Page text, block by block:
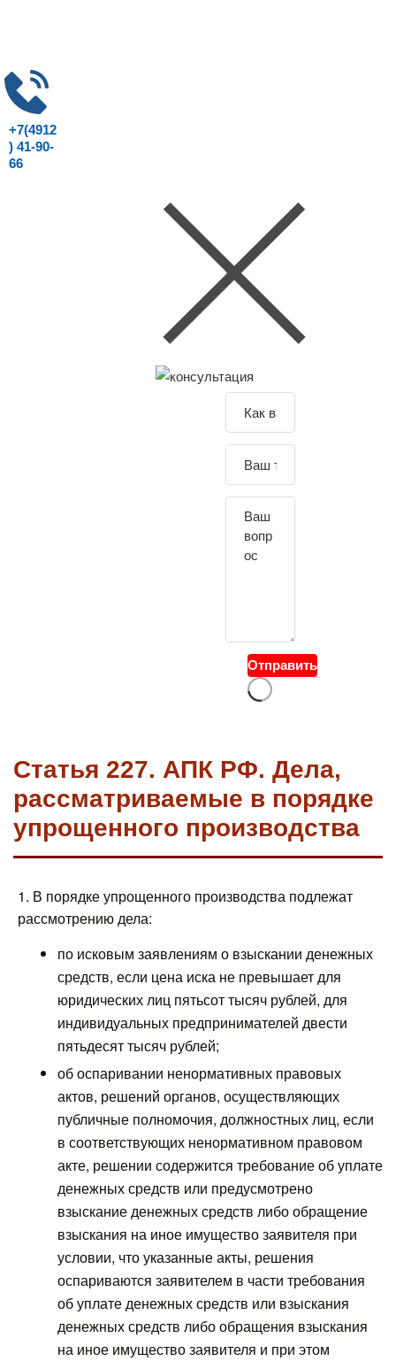
+7(4912
) 41-90-
66
Отправить
Статья 227. АПК РФ. Дела,
рассматриваемые в порядке
упрощенного производства
1. В порядке упрощенного производства подлежат
рассмотрению дела:
по исковым заявлениям о взыскании денежных
средств, если цена иска не превышает для
юридических лиц пятьсот тысяч рублей, для
индивидуальных предпринимателей двести
пятьдесят тысяч рублей;
об оспаривании ненормативных правовых
актов, решений органов, осуществляющих
публичные полномочия, должностных лиц, если
в соответствующих ненормативном правовом
акте, решении содержится требование об уплате
денежных средств или предусмотрено
взыскание денежных средств либо обращение
взыскания на иное имущество заявителя при
условии, что указанные акты, решения
оспариваются заявителем в части требования
об уплате денежных средств или взыскания
денежных средств либо обращения взыскания
на иное имущество заявителя и при этом